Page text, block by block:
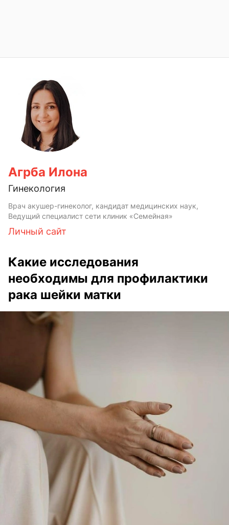
Агрба Илона
Гинекология
Врач акушер-гинеколог, кандидат медицинских наук,
Ведущий специалист сети клиник «Семейная»
Личный сайт
Какие исследования
необходимы для профилактики
рака шейки матки